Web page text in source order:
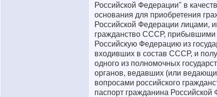
Российской Федерации" в
основания для приобретения
Российской Федерации лицами,
гражданство СССР, прибывшими
Российскую Федерацию из
входивших в состав СССР, и
одного из полномочных
органов, ведавших (или
вопросами российского
паспорт гражданина Российской